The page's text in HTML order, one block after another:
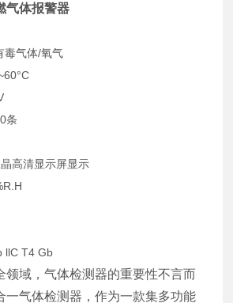
气体报警器
毒气体/氧气
条
高清显示屏显示
llC T4 Gb
领域，气体检测器的重要性不言而
一气体检测器，作为一款集多功能